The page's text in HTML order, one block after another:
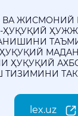
ЖИСМОНИЙ
ҲУҚУҚИЙ
ТИЗИМИНИ
lex.uz